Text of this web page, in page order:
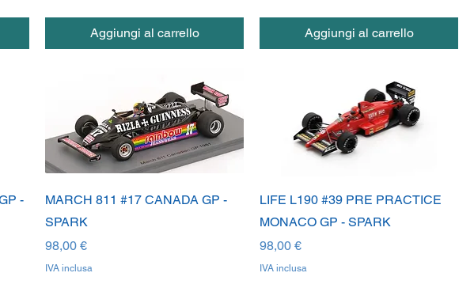
Aggiungi al carrello Aggiungi al carrello
-
MARCH 811 #17 CANADA GP -
SPARK
Prezzo
98,00 €
IVA inclusa
LIFE L190 #39 PRE PRACTICE
MONACO GP - SPARK
Prezzo
98,00 €
IVA inclusa